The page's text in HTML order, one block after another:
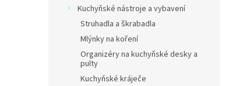
Kuchyňské nástroje a vybavení
Struhadla a škrabadla
Mlýnky na koření
Organizéry na kuchyňské desky a
pulty
Kuchyňské kráječe